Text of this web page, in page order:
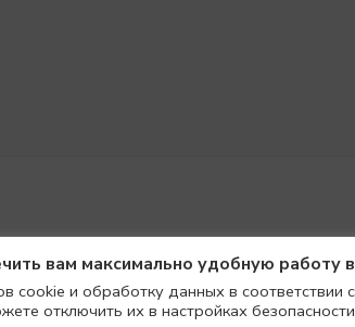
вам максимально удобную работу
cookie и обработку данных в соответствии с
отключить их в настройках безопасности